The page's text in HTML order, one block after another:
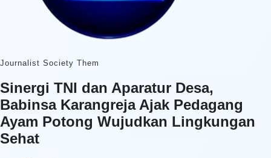
Journalist Society Them
Sinergi TNI dan Aparatur Desa,
Babinsa Karangreja Ajak Pedagang
Ayam Potong Wujudkan Lingkungan
Sehat